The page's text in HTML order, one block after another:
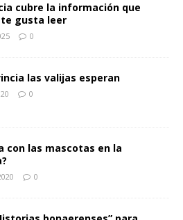
cubre la información que
gusta leer
0
las valijas esperan
0
con las mascotas en la
0